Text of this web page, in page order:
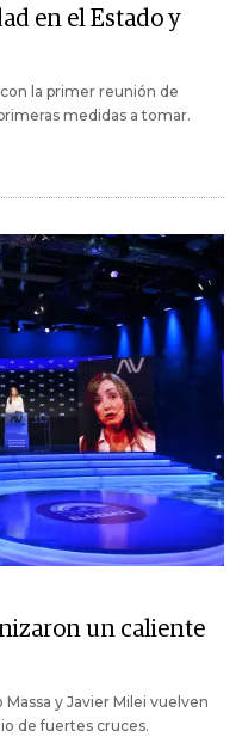
en el Estado y
la primer reunión de
medidas a tomar.
un caliente
y Javier Milei vuelven
de fuertes cruces.